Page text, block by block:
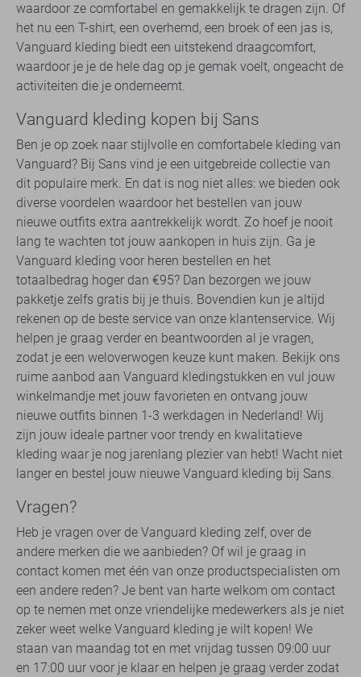
waardoor ze comfortabel en gemakkelijk te dragen zijn. Of
het nu een T-shirt, een overhemd, een broek of een jas is,
Vanguard kleding biedt een uitstekend draagcomfort,
waardoor je je de hele dag op je gemak voelt, ongeacht de
activiteiten die je onderneemt.
Vanguard kleding kopen bij Sans
Ben je op zoek naar stijlvolle en comfortabele kleding van
Vanguard? Bij Sans vind je een uitgebreide collectie van
dit populaire merk. En dat is nog niet alles: we bieden ook
diverse voordelen waardoor het bestellen van jouw
nieuwe outfits extra aantrekkelijk wordt. Zo hoef je nooit
lang te wachten tot jouw aankopen in huis zijn. Ga je
Vanguard kleding voor heren bestellen en het
totaalbedrag hoger dan €95? Dan bezorgen we jouw
pakketje zelfs gratis bij je thuis. Bovendien kun je altijd
rekenen op de beste service van onze klantenservice. Wij
helpen je graag verder en beantwoorden al je vragen,
zodat je een weloverwogen keuze kunt maken. Bekijk ons
ruime aanbod aan Vanguard kledingstukken en vul jouw
winkelmandje met jouw favorieten en ontvang jouw
nieuwe outfits binnen 1-3 werkdagen in Nederland! Wij
zijn jouw ideale partner voor trendy en kwalitatieve
kleding waar je nog jarenlang plezier van hebt! Wacht niet
langer en bestel jouw nieuwe Vanguard kleding bij Sans.
Vragen?
Heb je vragen over de Vanguard kleding zelf, over de
andere merken die we aanbieden? Of wil je graag in
contact komen met één van onze productspecialisten om
een andere reden? Je bent van harte welkom om contact
op te nemen met onze vriendelijke medewerkers als je niet
zeker weet welke Vanguard kleding je wilt kopen! We
staan van maandag tot en met vrijdag tussen 09:00 uur
en 17:00 uur voor je klaar en helpen je graag verder zodat